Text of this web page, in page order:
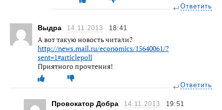
Ответить
Выдра 14.11.2013 18:41
А вот такую новость читали?
http://news.mail.ru/economics/15640061/?
sent=1#articlepoll
Приятного прочтения!
Ответить
Провокатор Добра 14.11.2013 19:51